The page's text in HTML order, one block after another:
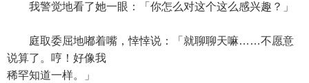
我警觉地看了她一眼：「你怎么对这个这么感兴趣？」
庭取委屈地嘟着嘴，悻悻说：「就聊聊天嘛……不愿意
说算了。哼！好像我
稀罕知道一样。」